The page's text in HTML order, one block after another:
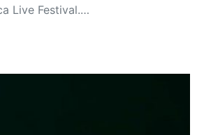
Live Festival.…